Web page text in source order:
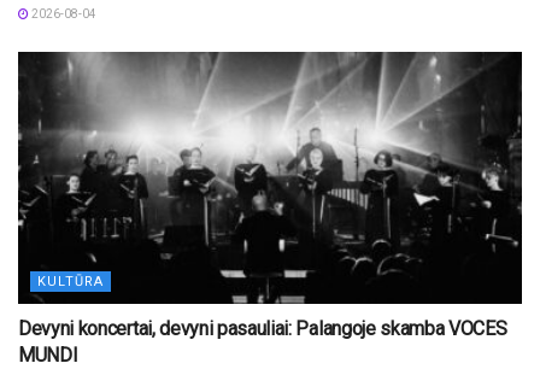
2026-08-04
KULTŪRA
Devyni koncertai, devyni pasauliai: Palangoje skamba VOCES
MUNDI